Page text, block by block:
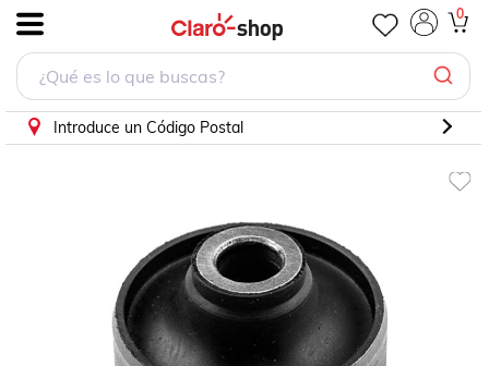
0
Introduce un Código Postal
Buje Horquilla Verna Inferior Grande